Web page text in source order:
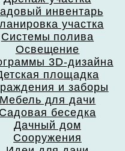
инвентарь
участка
Системы полива
Освещение
3D-дизайна
площадка
и заборы
Мебель для дачи
Садовая беседка
Дачный дом
Сооружения